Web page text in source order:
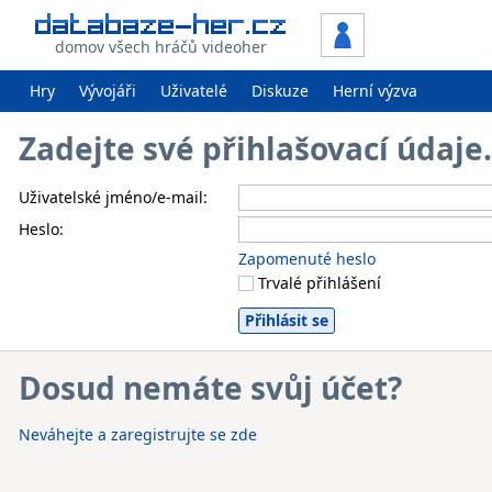
domov všech hráčů videoher
Hry Vývojáři Uživatelé Diskuze Herní výzva
Zadejte své přihlašovací
Uživatelské jméno/e-mail:
Heslo:
Zapomenuté heslo
Trvalé přihlášení
Dosud nemáte svůj účet?
Neváhejte a zaregistrujte se zde